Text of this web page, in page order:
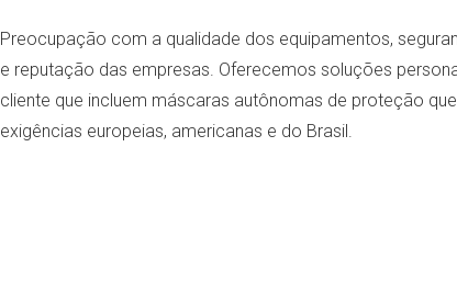
Preocupação com a qualidade dos equipamentos,
e reputação das empresas. Oferecemos soluções
cliente que incluem máscaras autônomas de proteção
exigências europeias, americanas e do Brasil.